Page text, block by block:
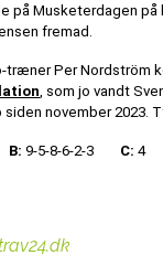
på Musketerdagen
fremad.
træner Per Nordström
, som jo vandt
november 2023.
B: 9-5-8-6-2-3 C: 4